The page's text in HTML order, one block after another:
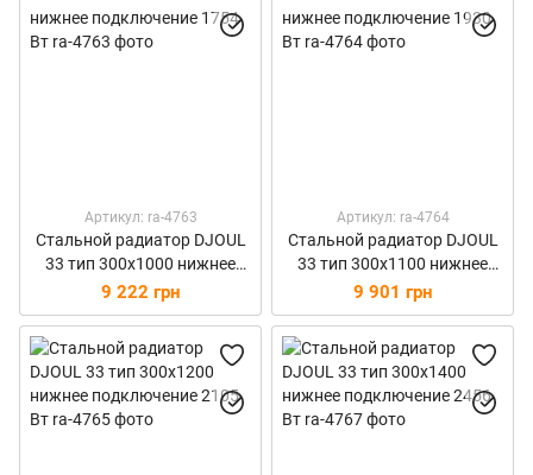
Артикул: ra-4763
Стальной радиатор DJOUL
33 тип 300х1000 нижнее
подключение 1754 Вт
9 222 грн
Артикул: ra-4764
Стальной радиатор DJOUL
33 тип 300х1100 нижнее
подключение 1930 Вт
9 901 грн